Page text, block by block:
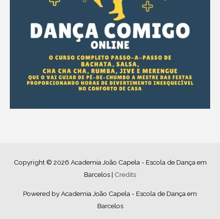
Copyright © 2026 Academia João Capela - Escola de Dança em
Barcelos | Credits
Powered byAcademia João Capela - Escola de Dança em
Barcelos